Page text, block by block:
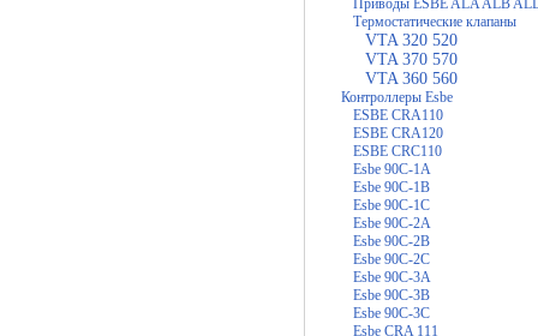
Приводы ESBE ALA ALB
Термостатические клапаны
VTA 320 520
VTA 370 570
VTA 360 560
Контроллеры Esbe
ESBE CRA110
ESBE CRA120
ESBE CRC110
Esbe 90C-1A
Esbe 90C-1B
Esbe 90C-1C
Esbe 90C-2A
Esbe 90C-2B
Esbe 90C-2C
Esbe 90C-3A
Esbe 90C-3B
Esbe 90C-3C
Esbe CRA 111